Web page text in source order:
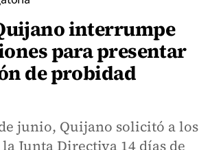
interrumpe
para presentar
de probidad
junio, Quijano solicitó a los
Junta Directiva 14 días de